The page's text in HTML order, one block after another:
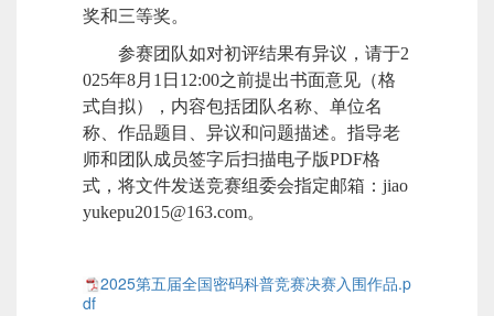
奖和三等奖。
参赛团队如对初评结果有异议，请于2
025年8月1日 12:00之前提出书面意见（格
式自拟），内容包括团队名称、单位名
称、作品题目、异议和问题描述。指导老
师和团队成员签字后扫描电子版PDF格
式，将文件发送竞赛组委会指定邮箱： jiao
yukepu2015@163.com。
2025第五届全国密码科普竞赛决赛入围作品.p
df